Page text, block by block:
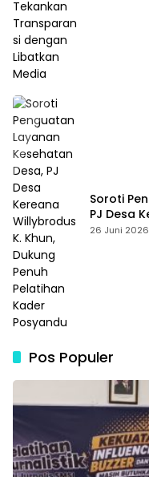
Soroti
PJ Desa
Dukung
26 Juni 2026
Pos Populer